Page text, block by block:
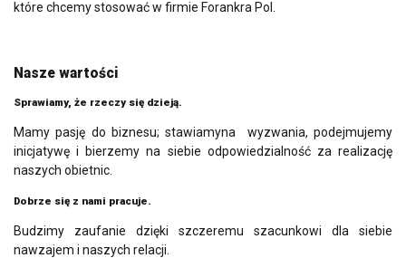
które chcemy stosować w firmie Forankra Pol.
Nasze wartości
Sprawiamy, że rzeczy się dzieją.
Mamy pasję do biznesu; stawiamyna wyzwania, podejmujemy
inicjatywę i bierzemy na siebie odpowiedzialność za realizację
naszych obietnic.
Dobrze się z nami pracuje.
Budzimy zaufanie dzięki szczeremu szacunkowi dla siebie
nawzajem i naszych relacji.